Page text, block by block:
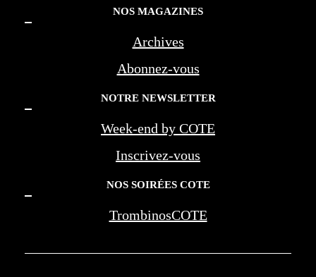
NOS MAGAZINES
Archives
Abonnez-vous
NOTRE NEWSLETTER
Week-end by COTE
Inscrivez-vous
NOS SOIRÉES COTE
TrombinosCOTE